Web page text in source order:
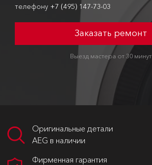
телефону +7 (495) 147-73-03
Заказать ремонт
Выезд мастера от 30 минут
Оригинальные детали
AEG в наличии
Фирменная гарантия